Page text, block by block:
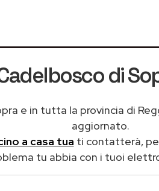
di
e in tutta la provincia di
aggiornato.
a casa tua ti contatterà,
tu abbia con i tuoi